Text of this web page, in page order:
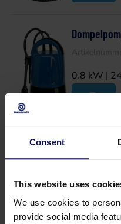
Consent
This website uses
We use cookies to
provide social media
0.8 kW |
Het gebruik van een
Bij de toepassing van
gedacht aan het
of toegepast als